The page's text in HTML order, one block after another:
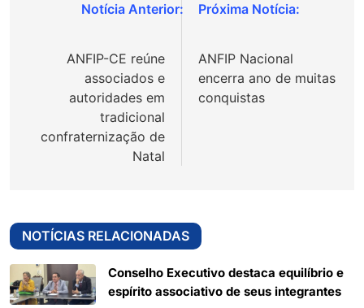
Navegação
ANFIP-CE reúne
associados e
autoridades em
tradicional
confraternização de
Natal
ANFIP Nacional
encerra ano de muitas
conquistas
NOTÍCIAS RELACIONADAS
Conselho Executivo destaca equilíbrio e
espírito associativo de seus integrantes